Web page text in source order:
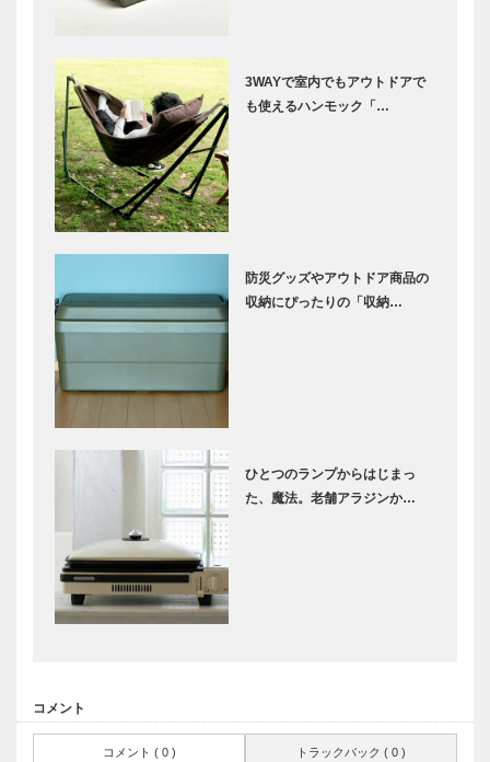
3WAYで室内でもアウトドアで
も使えるハンモック「…
防災グッズやアウトドア商品の
収納にぴったりの「収納…
ひとつのランプからはじまっ
た、魔法。老舗アラジンか…
コメント
コメント ( 0 ) トラックバック ( 0 )